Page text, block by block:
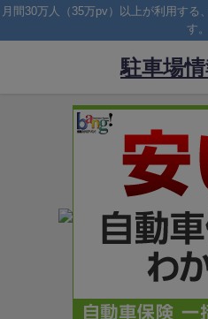
月間30万人（35万pv）以上が利用す
す。
駐車場